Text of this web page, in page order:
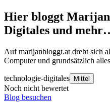
Hier bloggt Marijan
Digitales und
Auf marijanbloggt.at dreht sich
Computer und grundsätzlich
technologie-digitales Mittel
Noch nicht bewertet
Blog besuchen